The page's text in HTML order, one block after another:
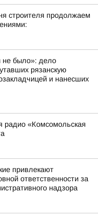
строителя продолжаем
не было»: дело
рязанскую
и нанесших
радио «Комсомольская
привлекают
ответственности за
надзора